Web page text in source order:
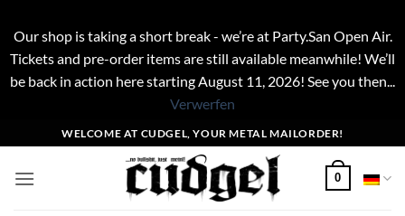
Our shop is taking a short break - we’re at Party.San Open Air.
Tickets and pre-order items are still available meanwhile! We’ll
be back in action here starting August 11, 2026! See you then...
Verwerfen
Inhalt
springen
WELCOME AT CUDGEL, YOUR METAL MAILORDER!
0